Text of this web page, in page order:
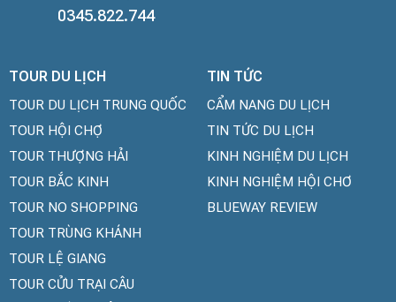
0345.822.744
TOUR DU LỊCH
TOUR DU LỊCH TRUNG QUỐC
TOUR HỘI CHỢ
TOUR THƯỢNG HẢI
TOUR BẮC KINH
TOUR NO SHOPPING
TOUR TRÙNG KHÁNH
TOUR LỆ GIANG
TOUR CỬU TRẠI CÂU
TIN TỨC
CẨM NANG DU LỊCH
TIN TỨC DU LỊCH
KINH NGHIỆM DU LỊCH
KINH NGHIỆM HỘI CHƠ
BLUEWAY REVIEW